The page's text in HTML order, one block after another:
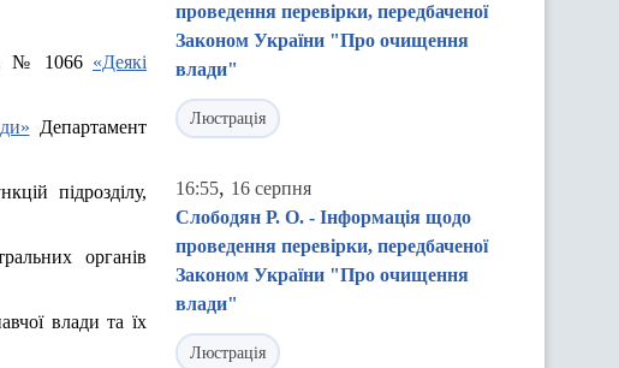
р. № 1066 «Деякі
Департамент
підрозділу,
органів
влади та їх
проведення перевірки, передбаченої
Законом України "Про очищення
влади"
Люстрація
16:55, 16 серпня
Слободян Р. О. - Інформація щодо
проведення перевірки, передбаченої
Законом України "Про очищення
влади"
Люстрація